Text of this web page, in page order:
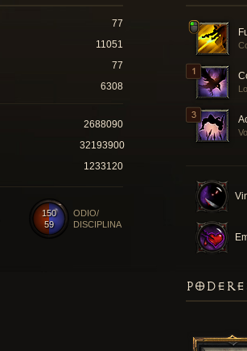
77
11051
77
6308
2688090
32193900
1233120
150
59
ODIO/
DISCIPLINA